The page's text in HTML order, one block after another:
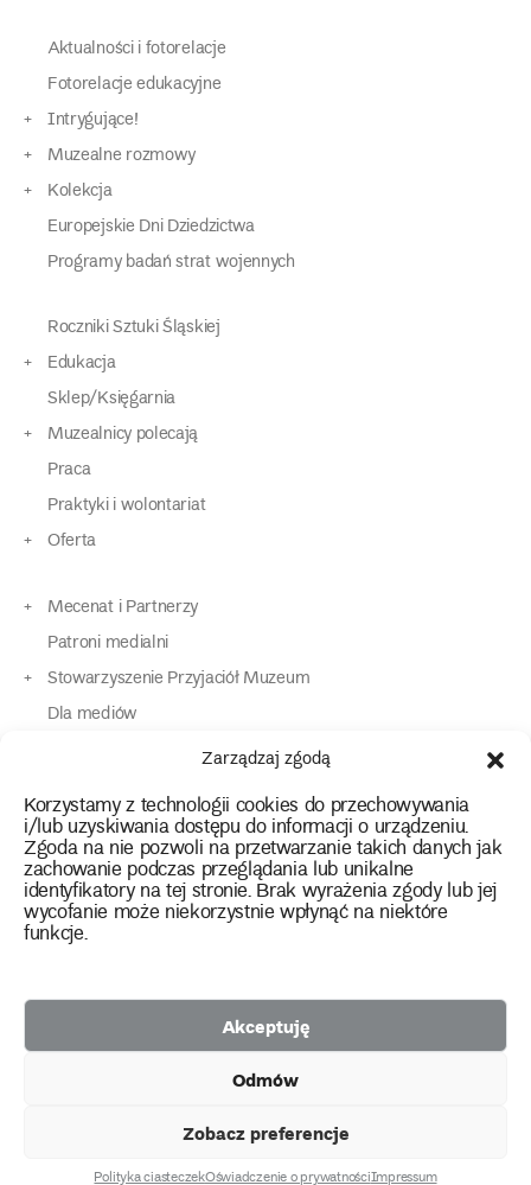
Zarządzaj zgodą
Korzystamy z technologii cookies do przechowywania
i/lub uzyskiwania dostępu do informacji o urządzeniu.
Zgoda na nie pozwoli na przetwarzanie takich danych jak
zachowanie podczas przeglądania lub unikalne
identyfikatory na tej stronie. Brak wyrażenia zgody lub jej
wycofanie może niekorzystnie wpłynąć na niektóre
funkcje.
Akceptuję
Odmów
Zobacz preferencje
Polityka ciasteczekOświadczenie o prywatnościImpressum
Aktualności i fotorelacje
Fotorelacje edukacyjne
Intrygujące!
Muzealne rozmowy
Kolekcja
Europejskie Dni Dziedzictwa
Programy badań strat wojennych
Roczniki Sztuki Śląskiej
Edukacja
Sklep/Księgarnia
Muzealnicy polecają
Praca
Praktyki i wolontariat
Oferta
Mecenat i Partnerzy
Patroni medialni
Stowarzyszenie Przyjaciół Muzeum
Dla mediów
Dla osób o specjalnych potrzebach
Kontakt
instagram
twitterfacebookyoutube
tiktok
2026 Copyright by Muzeum Narodowe we Wrocławiu
Polityka prywatności
Etnograficznego
Facebook
Racławickiej
facebook
Przyjaciół